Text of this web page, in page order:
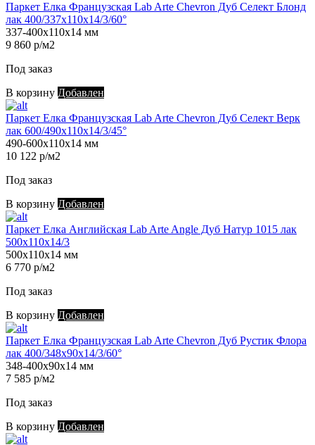
Паркет Елка Французская Lab Arte Chevron Дуб Селект Блонд
лак 400/337х110х14/3/60°
337-400х110х14 мм
9 860 р/м2
Под заказ
В корзину Добавлен
Паркет Елка Французская Lab Arte Chevron Дуб Селект Верк
лак 600/490х110х14/3/45°
490-600х110х14 мм
10 122 р/м2
Под заказ
В корзину Добавлен
Паркет Елка Английская Lab Arte Angle Дуб Натур 1015 лак
500х110х14/3
500х110х14 мм
6 770 р/м2
Под заказ
В корзину Добавлен
Паркет Елка Французская Lab Arte Chevron Дуб Рустик Флора
лак 400/348х90х14/3/60°
348-400х90х14 мм
7 585 р/м2
Под заказ
В корзину Добавлен